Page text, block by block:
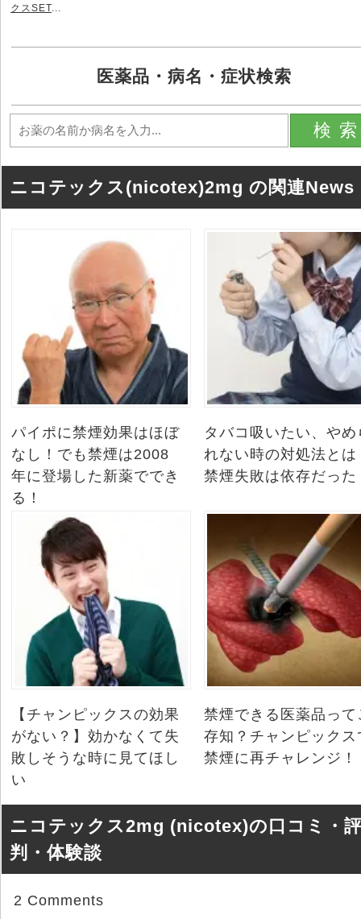
クスSET
医薬品・病名・症状検索
検
ニコテックス(nicotex)2mg の関連News
パイポに禁煙効果はほぼ
なし！でも禁煙は2008
年に登場した新薬ででき
る！
タバコ吸いたい、やめ
れない時の対処法とは
禁煙失敗は依存だった
【チャンピックスの効果
がない？】効かなくて失
敗しそうな時に見てほし
い
禁煙できる医薬品って
存知？チャンピックス
禁煙に再チャレンジ！
ニコテックス2mg (nicotex)の口コミ・
判・体験談
2 Comments